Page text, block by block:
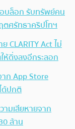
บล็อก รับทรัพย์คน
ตศรัทธาคริปโทฯ
CLARITY Act ไม่
ห้ดิ่งลงอีกระลอก
ก App Store
ด้ปกติ
ามเสียหายจาก
ล้าน